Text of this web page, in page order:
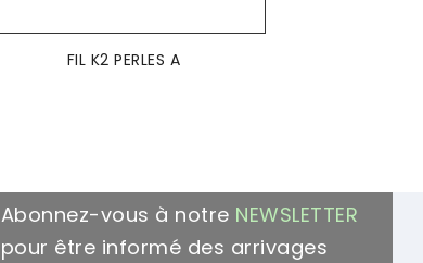
FIL K2 PERLES A
Abonnez-vous à notre NEWSLETTER
pour être informé des arrivages